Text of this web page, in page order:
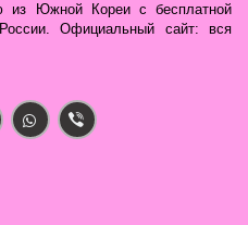
из Южной Кореи с бесплатной
Официальный сайт: вся